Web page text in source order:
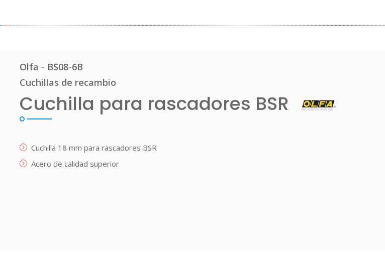
Olfa - BS08-6B
Cuchillas de recambio
Cuchilla para rascadores BSR
Cuchilla 18 mm para rascadores BSR
Acero de calidad superior